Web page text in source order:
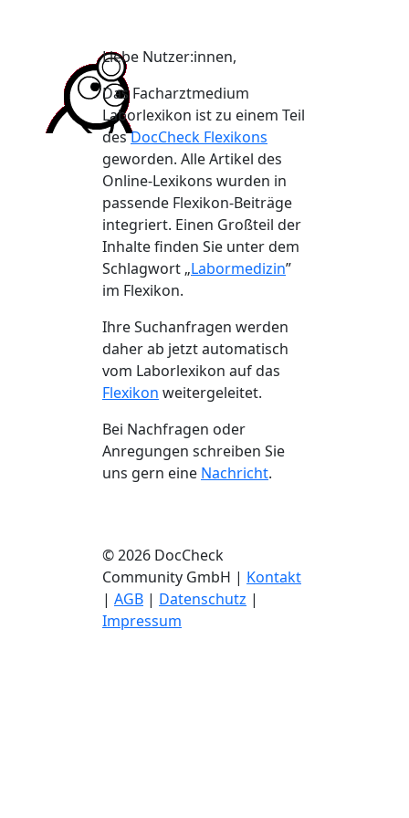
Liebe Nutzer:innen,
Das Facharztmedium
Laborlexikon ist zu einem Teil
desDocCheck Flexikons
geworden. Alle Artikel des
Online-Lexikons wurden in
passende Flexikon-Beiträge
integriert. Einen Großteil der
Inhalte finden Sie unter dem
Schlagwort „Labormedizin”
im Flexikon.
Ihre Suchanfragen werden
daher ab jetzt automatisch
vom Laborlexikon auf das
Flexikon weitergeleitet.
Bei Nachfragen oder
Anregungen schreiben Sie
uns gern eine Nachricht.
© 2026 DocCheck
Community GmbH | Kontakt
| AGB | Datenschutz |
Impressum